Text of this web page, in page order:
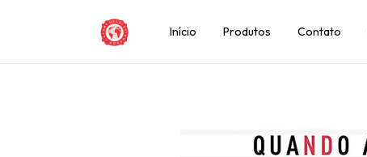
Início Produtos Contato